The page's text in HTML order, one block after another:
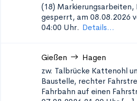
(18)
gesperrt, am 08.08.2026
04:00 Uhr. Details...
Gießen Hagen
zw. Talbrücke Kattenohl
Baustelle, rechter
Fahrbahn auf einen